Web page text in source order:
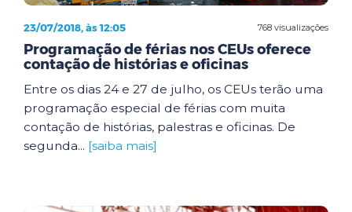
768 visualizações
23/07/2018, às 12:05
Programação de férias nos CEUs oferece
contação de histórias e oficinas
Entre os dias 24 e 27 de julho, os CEUs terão uma
programação especial de férias com muita
contação de histórias, palestras e oficinas. De
segunda... [saiba mais]